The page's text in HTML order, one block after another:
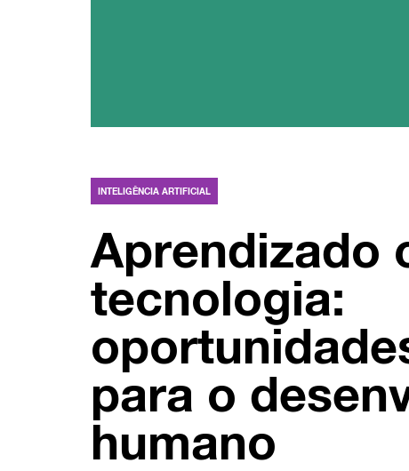
INTELIGÊNCIA ARTIFICIAL
Aprendizado
tecnologia:
para o
humano